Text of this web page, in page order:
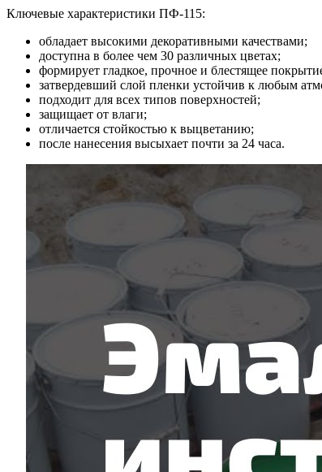
Ключевые характеристики ПФ-115:
обладает высокими декоративными качествами;
доступна в более чем 30 различных цветах;
формирует гладкое, прочное и блестящее
затвердевший слой пленки устойчив к любым
подходит для всех типов поверхностей;
защищает от влаги;
отличается стойкостью к выцветанию;
после нанесения высыхает почти за 24 часа.